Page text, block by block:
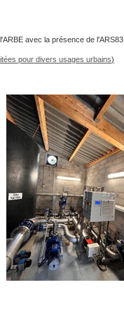
avec la présence de l'ARS83.
pour divers usages urbains)